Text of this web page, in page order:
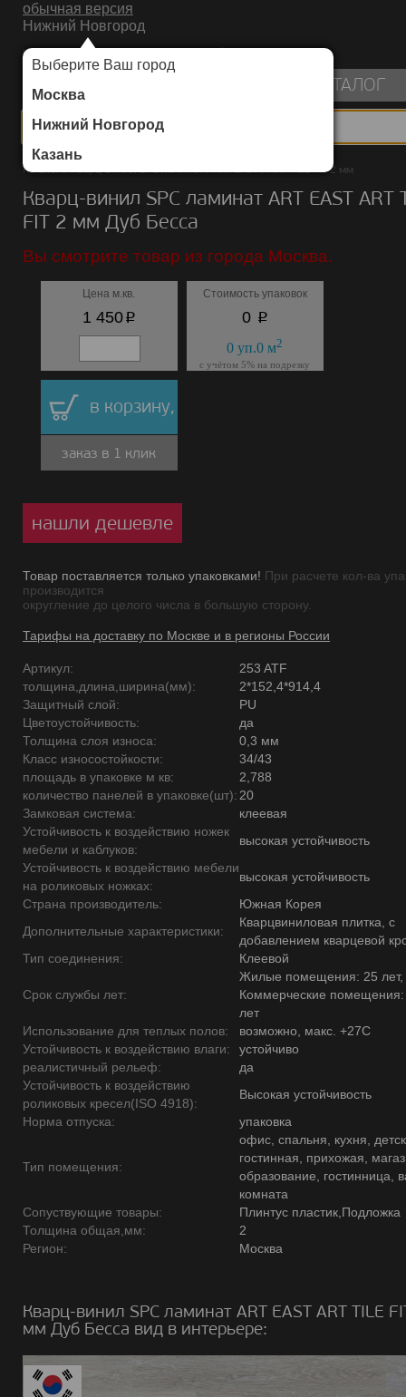
обычная версия
Нижний Новгород
Выберите Ваш город
Москва
Нижний Новгород
Казань
ИНТЕРНЕТ-МАГАЗИН НАПОЛЬНЫХ ПОКРЫТИЙ
КАТАЛОГ
Каталог/Кварц-винил SPC ламинат/ART EAST/ART TILE FIT 2 мм
Кварц-винил SPC ламинат ART EAST ART
FIT 2 мм Дуб Бесса
Вы смотрите товар из города Москва.
Цена м.кв.
1 450p
Стоимость упаковок
0 p
0 уп.0 м2
с учётом 5% на подрезку
в корзину,
заказ в 1 клик
нашли дешевле
Товар поставляется только упаковками! При расчете кол-ва
производится
округление до целого числа в большую сторону.
Тарифы на доставку по Москве и в регионы России
Артикул:
253 ATF
толщина,длина,ширина(мм):
2*152,4*914,4
Защитный слой:
PU
Цветоустойчивость:
да
Толщина слоя износа:
0,3 мм
Класс износостойкости:
34/43
площадь в упаковке м кв:
2,788
количество панелей в упаковке(шт): 20
Замковая система:
клеевая
Устойчивость к воздействию ножек
мебели и каблуков:
высокая устойчивость
Устойчивость к воздействию мебели
на роликовых ножках:
высокая устойчивость
Страна производитель:
Южная Корея
Дополнительные характеристики:
Кварцвиниловая плитка, с
добавлением кварцевой
Тип соединения:
Клеевой
Срок службы лет:
Жилые помещения: 25 лет,
Коммерческие
лет
Использование для теплых полов:
возможно, макс. +27С
Устойчивость к воздействию влаги:
устойчиво
реалистичный рельеф:
да
Устойчивость к воздействию
роликовых кресел(ISO 4918):
Высокая устойчивость
Норма отпуска:
упаковка
Тип помещения:
офис, спальня, кухня,
гостинная, прихожая,
образование, гостинница,
комната
Сопуствующие товары:
Плинтус пластик,Подложка
Толщина общая,мм:
2
Регион:
Москва
Кварц-винил SPC ламинат ART EAST ART TILE
мм Дуб Бесса вид в интерьере: